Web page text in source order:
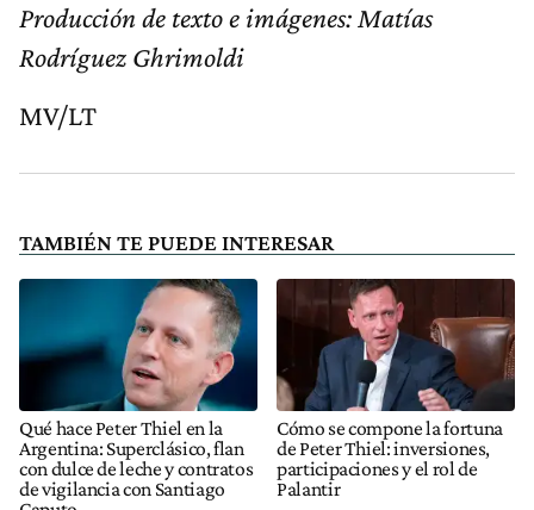
Producción de texto e imágenes: Matías
Rodríguez Ghrimoldi
MV/LT
TAMBIÉN TE PUEDE INTERESAR
Qué hace Peter Thiel en la
Argentina: Superclásico, flan
con dulce de leche y contratos
de vigilancia con Santiago
Cómo se compone la fortuna
de Peter Thiel: inversiones,
participaciones y el rol de
Palantir